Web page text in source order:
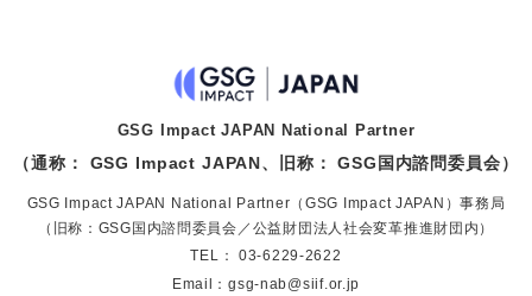
GSG Impact JAPAN National Partner
（通称： GSG Impact JAPAN、旧称： GSG国内諮問委員会）
GSG Impact JAPAN National Partner（GSG Impact JAPAN）事務局
（旧称：GSG国内諮問委員会／公益財団法人社会変革推進財団内）
TEL： 03-6229-2622
Email：gsg-nab@siif.or.jp